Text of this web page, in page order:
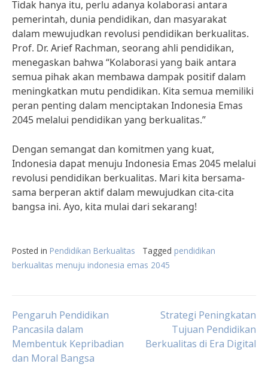
Tidak hanya itu, perlu adanya kolaborasi antara
pemerintah, dunia pendidikan, dan masyarakat
dalam mewujudkan revolusi pendidikan berkualitas.
Prof. Dr. Arief Rachman, seorang ahli pendidikan,
menegaskan bahwa “Kolaborasi yang baik antara
semua pihak akan membawa dampak positif dalam
meningkatkan mutu pendidikan. Kita semua memiliki
peran penting dalam menciptakan Indonesia Emas
2045 melalui pendidikan yang berkualitas.”
Dengan semangat dan komitmen yang kuat,
Indonesia dapat menuju Indonesia Emas 2045 melalui
revolusi pendidikan berkualitas. Mari kita bersama-
sama berperan aktif dalam mewujudkan cita-cita
bangsa ini. Ayo, kita mulai dari sekarang!
Posted in Pendidikan Berkualitas Tagged pendidikan
berkualitas menuju indonesia emas 2045
Post
navigation
Pengaruh Pendidikan
Pancasila dalam
Membentuk Kepribadian
dan Moral Bangsa
Strategi Peningkatan
Tujuan Pendidikan
Berkualitas di Era Digital